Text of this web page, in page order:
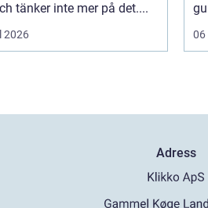
tänker inte mer på det....
2026 06
Adress